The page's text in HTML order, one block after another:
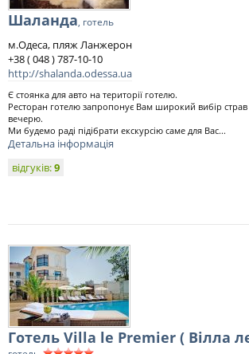
Шаланда, готель
м.Одеса, пляж Ланжерон
+38 ( 048 ) 787-10-10
http://shalanda.odessa.ua
Є стоянка для авто на території готелю.
Ресторан готелю запропонує Вам широкий вибір страв
вечерю.
Ми будемо раді підібрати екскурсію саме для Вас...
Детальна інформація
відгуків:9
Готель Villa le Premier ( Вілла